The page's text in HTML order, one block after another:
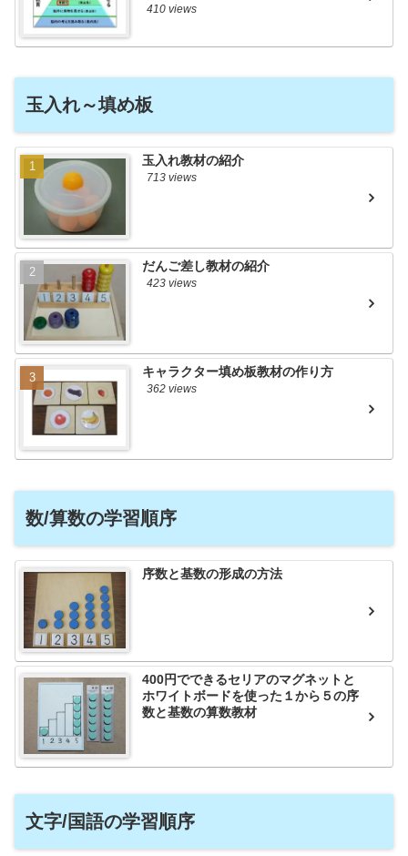
410 views
玉入れ～填め板
玉入れ教材の紹介
713 views
だんご差し教材の紹介
423 views
キャラクター填め板教材の作り方
362 views
数/算数の学習順序
序数と基数の形成の方法
400円でできるセリアのマグネットと
ホワイトボードを使った１から５の序
数と基数の算数教材
文字/国語の学習順序